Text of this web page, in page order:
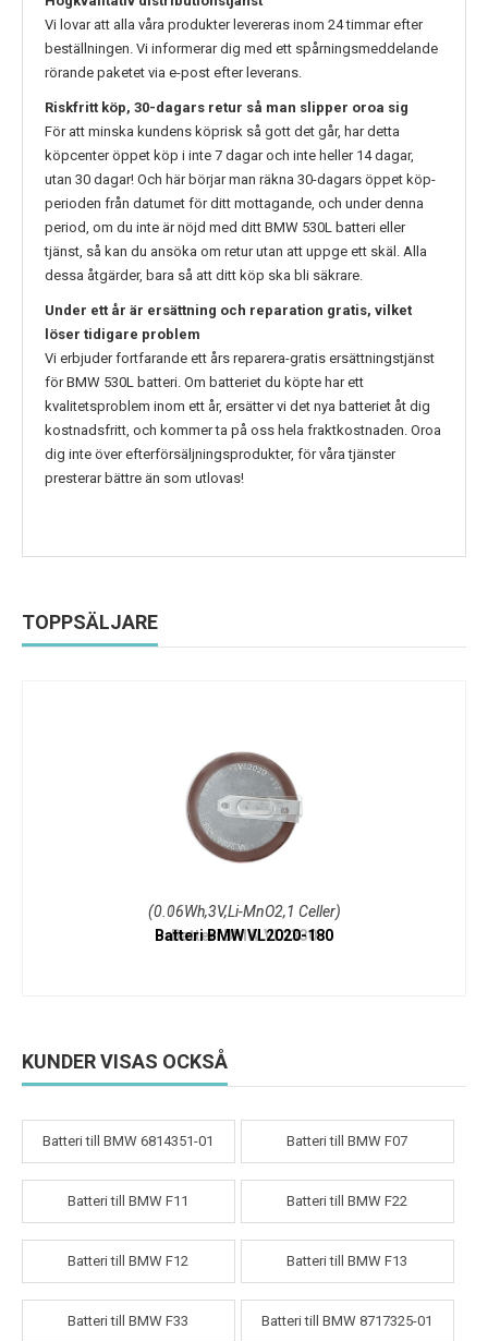
Vi lovar att alla våra produkter levereras inom 24 timmar efter
beställningen. Vi informerar dig med ett spårningsmeddelande
rörande paketet via e-post efter leverans.
Riskfritt köp, 30-dagars retur så man slipper oroa sig
För att minska kundens köprisk så gott det går, har detta
köpcenter öppet köp i inte 7 dagar och inte heller 14 dagar,
utan 30 dagar! Och här börjar man räkna 30-dagars öppet köp-
perioden från datumet för ditt mottagande, och under denna
period, om du inte är nöjd med ditt BMW 530L batteri eller
tjänst, så kan du ansöka om retur utan att uppge ett skäl. Alla
dessa åtgärder, bara så att ditt köp ska bli säkrare.
Under ett år är ersättning och reparation gratis, vilket
löser tidigare problem
Vi erbjuder fortfarande ett års reparera-gratis ersättningstjänst
förBMW 530L batteri. Om batteriet du köpte har ett
kvalitetsproblem inom ett år, ersätter vi det nya batteriet åt dig
kostnadsfritt, och kommer ta på oss hela fraktkostnaden. Oroa
dig inte över efterförsäljningsprodukter, för våra tjänster
presterar bättre än som utlovas!
TOPPSÄLJARE
(0.06Wh,3V,Li-MnO2,1 Celler)
Batteri BMW VL2020-180
KUNDER VISAS OCKSÅ
Batteri till BMW 6814351-01 Batteri till BMW F07
Batteri till BMW F11 Batteri till BMW F22
Batteri till BMW F12 Batteri till BMW F13
Batteri till BMW F33 Batteri till BMW 8717325-01